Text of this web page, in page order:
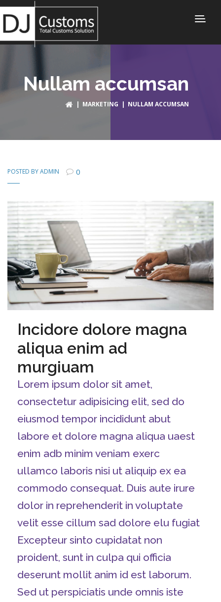
Nullam accumsan
| MARKETING | NULLAM ACCUMSAN
POSTED BYADMIN 0
Incidore dolore magna
aliqua enim ad
murgiuam
Lorem ipsum dolor sit amet,
consectetur adipisicing elit, sed do
eiusmod tempor incididunt abut
labore et dolore magna aliqua uaest
enim adb minim veniam exerc
ullamco laboris nisi ut aliquip ex ea
commodo consequat. Duis aute irure
dolor in reprehenderit in voluptate
velit esse cillum sad dolore elu fugiat
Excepteur sinto cupidatat non
proident, sunt in culpa qui officia
deserunt mollit anim id est laborum.
Sed ut perspiciatis unde omnis iste